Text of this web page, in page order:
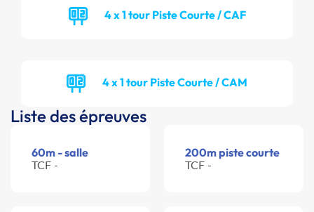
4 x 1 tour Piste Courte / CAF
4 x 1 tour Piste Courte / CAM
Liste des épreuves
60m - salle
TCF -
200m piste courte
TCF -